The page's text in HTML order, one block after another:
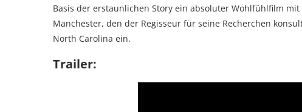
Basis der erstaunlichen Story ein absoluter Wohlfühlfilm
Manchester, den der Regisseur für seine Recherchen
North Carolina ein.
Trailer: